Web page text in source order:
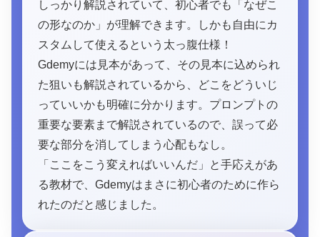
しっかり解説されていて、初心者でも「なぜこ
の形なのか」が理解できます。しかも自由にカ
スタムして使えるという太っ腹仕様！
Gdemyには見本があって、その見本に込められ
た狙いも解説されているから、どこをどういじ
っていいかも明確に分かります。プロンプトの
重要な要素まで解説されているので、誤って必
要な部分を消してしまう心配もなし。
「ここをこう変えればいいんだ」と手応えがあ
る教材で、Gdemyはまさに初心者のために作ら
れたのだと感じました。